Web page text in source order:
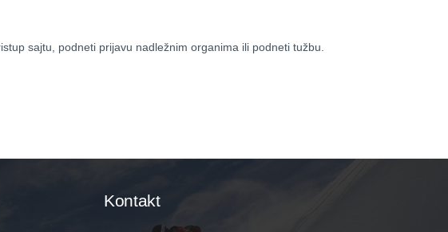
sajtu, podneti prijavu nadležnim organima ili podneti tužbu.
Kontakt